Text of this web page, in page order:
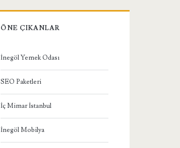
ÖNE ÇIKANLAR
İnegöl Yemek Odası
SEO Paketleri
İç Mimar İstanbul
İnegöl Mobilya